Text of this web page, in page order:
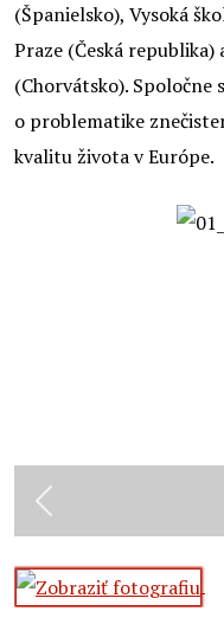
(Španielsko), Vysoká
Praze (Česká
(Chorvátsko). Spoločne
o problematike
kvalitu života v Európe.
Previous